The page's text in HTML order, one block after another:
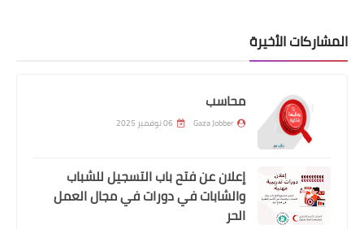
المشاركات الأخيرة
محاسب
Gaza Jobber 06 نوفمبر 2025
إعلان عن فتح باب التسجيل للشباب
والشابات في دورات في مجال العمل
الحر